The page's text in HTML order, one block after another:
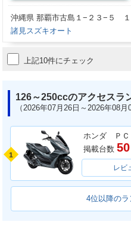
沖縄県 那覇市古島１−２３−５ １
諸見スズキオート
上記10件にチェック
126～250ccのアクセスラ
（2026年07月26日～2026年08月
1
ホンダ ＰＣ
掲載台数 50
レビ
4位以降の